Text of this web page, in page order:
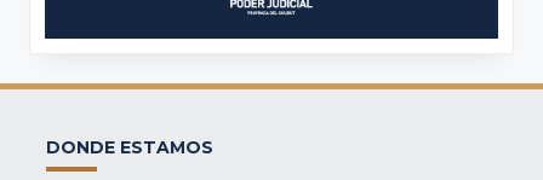
DONDE ESTAMOS